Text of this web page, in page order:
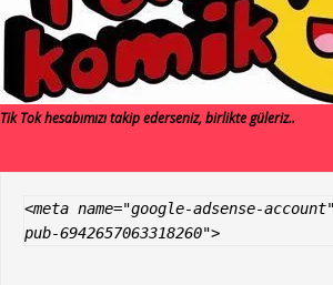
Tik Tok hesabımızı takip ederseniz, birlikte güleriz..
<meta name="google-adsense-
pub-6942657063318260">